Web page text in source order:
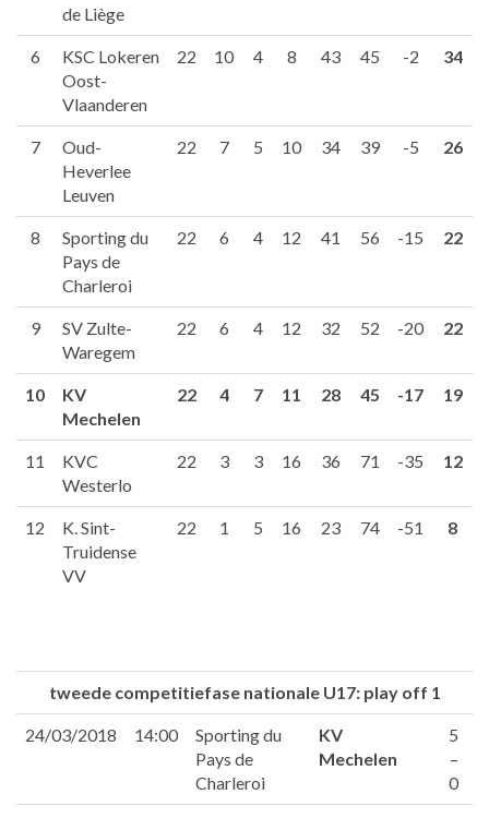
de Liège
6
KSC Lokeren
Oost-
Vlaanderen
22 10 4 8 43 45 -2 34
7
Oud-
Heverlee
Leuven
22 7 5 10 34 39 -5 26
8
Sporting du
Pays de
Charleroi
22 6 4 12 41 56 -15 22
9
SV Zulte-
Waregem
22 6 4 12 32 52 -20 22
10
KV
Mechelen
22 4 7 11 28 45 -17 19
11
KVC
Westerlo
22 3 3 16 36 71 -35 12
12
K. Sint-
Truidense
VV
22 1 5 16 23 74 -51 8
tweede competitiefase nationale U17: play off 1
24/03/2018 14:00
Sporting du
Pays de
Charleroi
KV
Mechelen
5
–
0